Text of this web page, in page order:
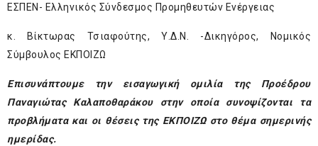
ΕΣΠΕΝ- Ελληνικός Σύνδεσμος Προμηθευτών Ενέργειας
κ. Βίκτωρας Τσιαφούτης, Υ.Δ.Ν. -Δικηγόρος, Νομικός
Σύμβουλος ΕΚΠΟΙΖΩ
Επισυνάπτουμε την εισαγωγική ομιλία της Προέδρου
Παναγιώτας Καλαποθαράκου στην οποία συνοψίζονται τα
προβλήματα και οι θέσεις της ΕΚΠΟΙΖΩ στο θέμα σημερινής
ημερίδας.